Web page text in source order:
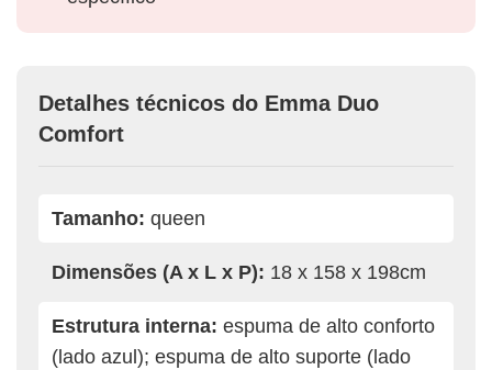
Detalhes técnicos do Emma Duo
Comfort
Tamanho: queen
Dimensões (A x L x P): 18 x 158 x 198cm
Estrutura interna: espuma de alto conforto
(lado azul); espuma de alto suporte (lado